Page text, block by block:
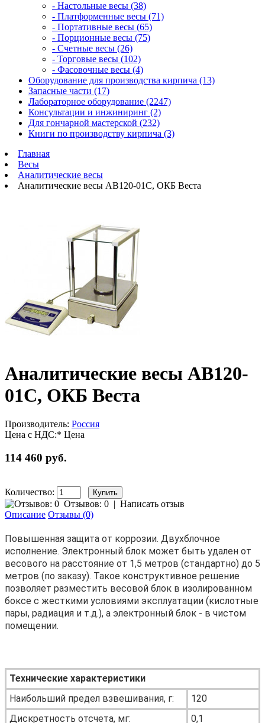
- Настольные весы (38)
- Платформенные весы (71)
- Портативные весы (65)
- Порционные весы (75)
- Счетные весы (26)
- Торговые весы (102)
- Фасовочные весы (4)
Оборудование для производства кирпича (13)
Запасные части (17)
Лабораторное оборудование (2247)
Консультации и инжиниринг (2)
Для гончарной мастерской (232)
Книги по производству кирпича (3)
Главная
Весы
Аналитические весы
Аналитические весы АВ120-01С, ОКБ Веста
Аналитические весы АВ120-
01С, ОКБ Веста
Производитель: Россия
Цена с НДС:* Цена
114 460 руб.
Количество:
Отзывов: 0 | Написать отзыв
Описание Отзывы (0)
Повышенная защита от коррозии. Двухблочное
исполнение. Электронный блок может быть удален от
весового на расстояние от 1,5 метров (стандартно) до 5
метров (по заказу). Такое конструктивное решение
позволяет разместить весовой блок в изолированном
боксе с жесткими условиями эксплуатации (кислотные
пары, радиация и т.д.), а электронный блок - в чистом
помещении.
Технические характеристики
Наибольший предел взвешивания, г:
120
Дискретность отсчета, мг:
0,1